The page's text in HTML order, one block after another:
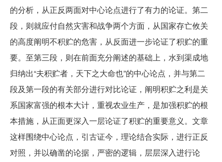
的分析，从正反两面对中心论点进行了有力的论证。第二
段，则就应付自然灾害和战争两个方面，从国家存亡攸关
的高度阐明不积贮的危害，从反面进一步论证了积贮的重
要。至第三段，则在前面充分阐述的基础上，水到渠成地
归纳出“夫积贮者，天下之大命也”的中心论点，并与第二
段及第一段的有关部分进行对比论证，阐明积贮之利是关
系国家富强的根本大计，重视农业生产，是加强积贮的根
本措施，从正面更深入一层论证了积贮的重要意义。文章
这样围绕中心论点，引古证今，理论结合实际，进行正反
对照，并以确凿的论据，严密的逻辑，层层深入进行论